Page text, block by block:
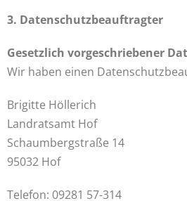
3. Datenschutzbeauftragter
Gesetzlich vorgeschriebener
Wir haben einen
Brigitte Höllerich
Landratsamt Hof
Schaumbergstraße 14
95032 Hof
Telefon: 09281 57-314